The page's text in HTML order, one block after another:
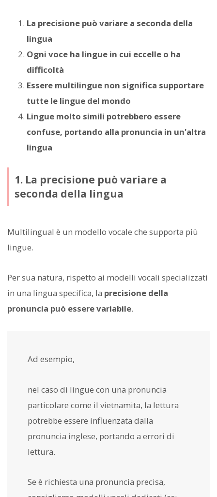
La precisione può variare a seconda della
lingua
Ogni voce ha lingue in cui eccelle o ha
difficoltà
Essere multilingue non significa supportare
tutte le lingue del mondo
Lingue molto simili potrebbero essere
confuse, portando alla pronuncia in un'altra
lingua
1. La precisione può variare a
seconda della lingua
Multilingual è un modello vocale che supporta più
lingue.
Per sua natura, rispetto ai modelli vocali specializzati
in una lingua specifica, la precisione della
pronuncia può essere variabile.
Ad esempio,
nel caso di lingue con una pronuncia
particolare come il vietnamita, la lettura
potrebbe essere influenzata dalla
pronuncia inglese, portando a errori di
lettura.
Se è richiesta una pronuncia precisa,